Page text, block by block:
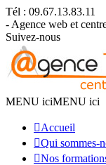
Tél : 09.67.13.83.11
- Agence web et
Suivez-nous
MENU iciMENU ici
Accueil
Qui sommes-
Nos